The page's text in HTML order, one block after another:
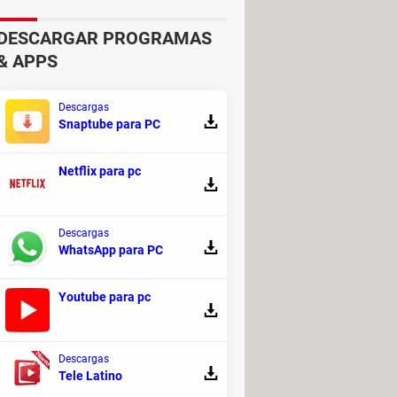
Una vez que los tengas
de personalización desde la
características
un tipo de actividad o
PROGRAMAS
APPS
Descargas
Snaptube para PC
Netflix para pc
Descargas
WhatsApp para PC
Youtube para pc
Descargas
Tele Latino